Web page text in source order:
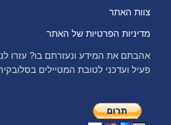
צוות האתר
מדיניות הפרטיות של האתר
אהבתם את המידע ונעזרתם בו? עזרו
פעיל ועדכני לטובת המטיילים